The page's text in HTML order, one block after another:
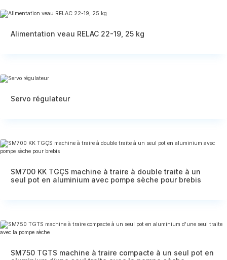
Alimentation veau RELAC 22-19, 25 kg
Servo régulateur
SM700 KK TGÇS machine à traire à double traite à un
seul pot en aluminium avec pompe sèche pour brebis
SM750 TGTS machine à traire compacte à un seul pot en